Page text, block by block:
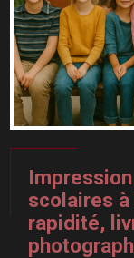
scolaires
rapidité,